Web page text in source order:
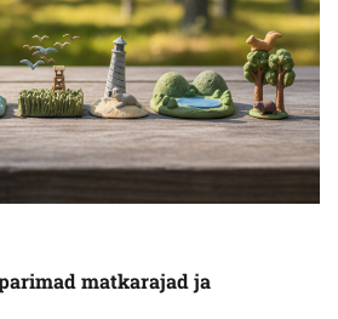
matkarajad ja